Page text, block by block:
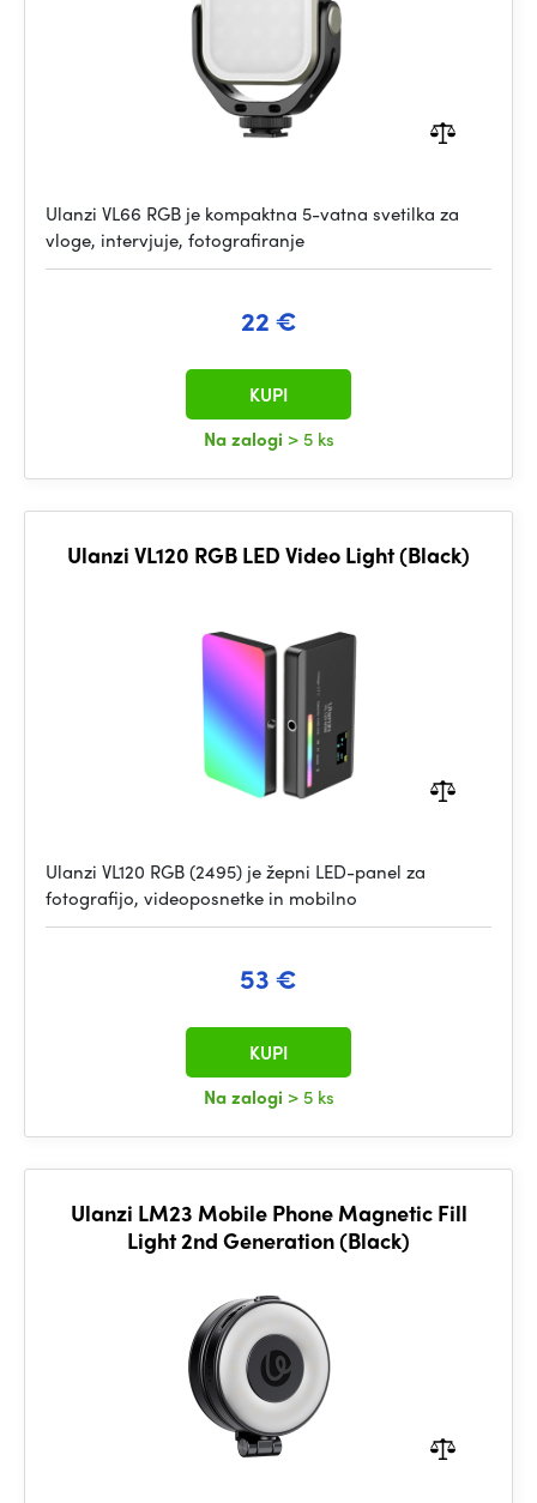
Ulanzi VL66 RGB je kompaktna 5-vatna svetilka za
vloge, intervjuje, fotografiranje
22 €
Na zalogi > 5 ks
KUPI
Ulanzi VL120 RGB LED Video Light (Black)
Ulanzi VL120 RGB (2495) je žepni LED-panel za
fotografijo, videoposnetke in mobilno
53 €
Na zalogi > 5 ks
KUPI
Ulanzi LM23 Mobile Phone Magnetic Fill
Light 2nd Generation (Black)